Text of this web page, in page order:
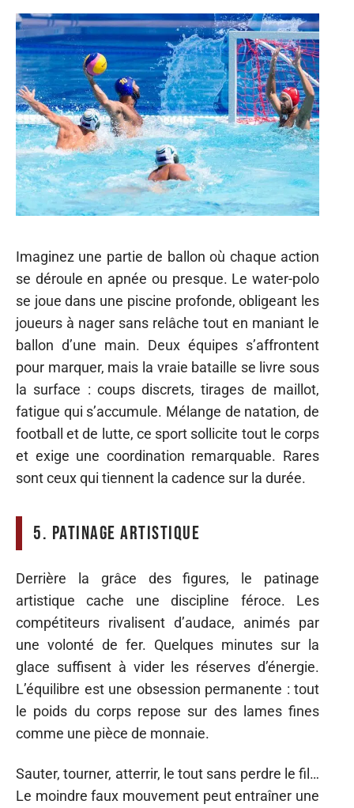
Imaginez une partie de ballon où chaque action
se déroule en apnée ou presque. Le water-polo
se joue dans une piscine profonde, obligeant les
joueurs à nager sans relâche tout en maniant le
ballon d’une main. Deux équipes s’affrontent
pour marquer, mais la vraie bataille se livre sous
la surface : coups discrets, tirages de maillot,
fatigue qui s’accumule. Mélange de natation, de
football et de lutte, ce sport sollicite tout le corps
et exige une coordination remarquable. Rares
sont ceux qui tiennent la cadence sur la durée.
5. Patinage artistique
Derrière la grâce des figures, le patinage
artistique cache une discipline féroce. Les
compétiteurs rivalisent d’audace, animés par
une volonté de fer. Quelques minutes sur la
glace suffisent à vider les réserves d’énergie.
L’équilibre est une obsession permanente : tout
le poids du corps repose sur des lames fines
comme une pièce de monnaie.
Sauter, tourner, atterrir, le tout sans perdre le fil…
Le moindre faux mouvement peut entraîner une